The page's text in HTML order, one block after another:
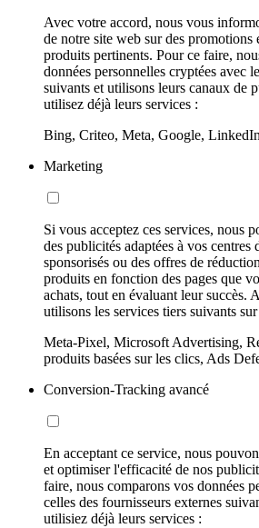
Avec votre accord, nous vous
de notre site web sur des promotions
produits pertinents. Pour ce faire,
données personnelles cryptées avec
suivants et utilisons leurs canaux de
utilisez déjà leurs services :
Bing, Criteo, Meta, Google,
Marketing
Si vous acceptez ces services, nous
des publicités adaptées à vos centres
sponsorisés ou des offres de
produits en fonction des pages que
achats, tout en évaluant leur succès.
utilisons les services tiers suivants
Meta-Pixel, Microsoft Advertising,
produits basées sur les clics, Ads
Conversion-Tracking avancé
En acceptant ce service, nous
et optimiser l'efficacité de nos
faire, nous comparons vos données
celles des fournisseurs externes
utilisiez déjà leurs services :